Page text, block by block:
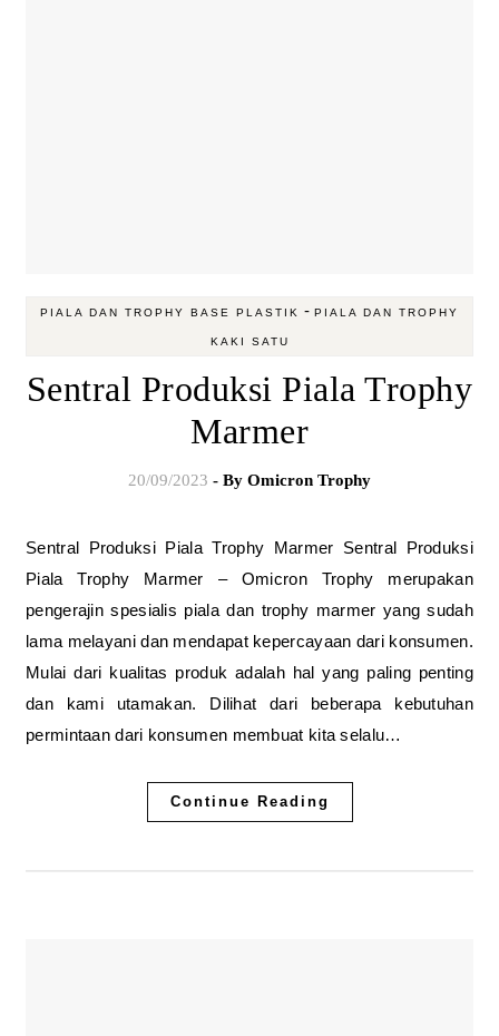
PIALA DAN TROPHY BASE PLASTIK - PIALA DAN TROPHY
KAKI SATU
Sentral Produksi Piala Trophy
Marmer
20/09/2023 - By Omicron Trophy
Sentral Produksi Piala Trophy Marmer Sentral Produksi
Piala Trophy Marmer – Omicron Trophy merupakan
pengerajin spesialis piala dan trophy marmer yang sudah
lama melayani dan mendapat kepercayaan dari konsumen.
Mulai dari kualitas produk adalah hal yang paling penting
dan kami utamakan. Dilihat dari beberapa kebutuhan
permintaan dari konsumen membuat kita selalu…
Continue Reading